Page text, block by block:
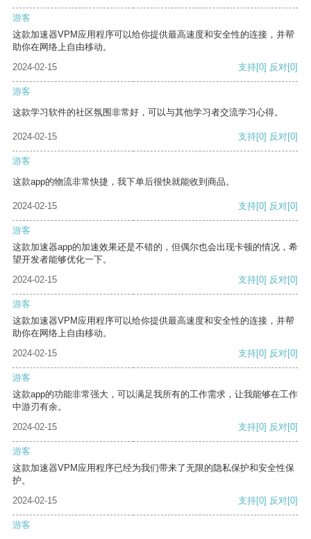
游客
这款加速器VPM应用程序可以给你提供最高速度和安全性的连接，并帮
助你在网络上自由移动。
2024-02-15
支持[0] 反对[0]
游客
这款学习软件的社区氛围非常好，可以与其他学习者交流学习心得。
2024-02-15 支持[0] 反对[0]
游客
这款app的物流非常快捷，我下单后很快就能收到商品。
2024-02-15 支持[0] 反对[0]
游客
这款加速器app的加速效果还是不错的，但偶尔也会出现卡顿的情况，希
望开发者能够优化一下。
2024-02-15
支持[0] 反对[0]
游客
这款加速器VPM应用程序可以给你提供最高速度和安全性的连接，并帮
助你在网络上自由移动。
2024-02-15
支持[0] 反对[0]
游客
这款app的功能非常强大，可以满足我所有的工作需求，让我能够在工作
中游刃有余。
2024-02-15
支持[0] 反对[0]
游客
这款加速器VPM应用程序已经为我们带来了无限的隐私保护和安全性保
护。
2024-02-15
支持[0] 反对[0]
游客